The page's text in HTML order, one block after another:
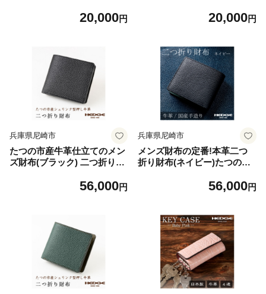
のHEDGE【1279589】
20,000円
クストラップ付き【127959
20,000円
兵庫県尼崎市
たつの市産牛革仕立てのメン
ズ財布(ブラック) 二つ折りタ
品のHEDGE【1279376】
56,000円
兵庫県尼崎市
メンズ財布の定番!本革二つ
折り財布(ネイビー)たつの市
イルレザー【1279388】
56,000円